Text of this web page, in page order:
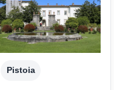
Pistoia